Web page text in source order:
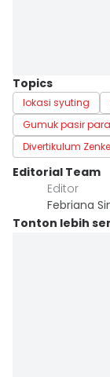
Topics
lokasi syuting
Gumuk pasir
Divertikulum
Editorial Team
Editor
Febriana
Tonton lebih